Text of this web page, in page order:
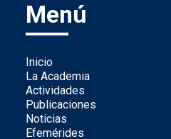
Menú
Inicio
La Academia
Actividades
Publicaciones
Noticias
Efemérides